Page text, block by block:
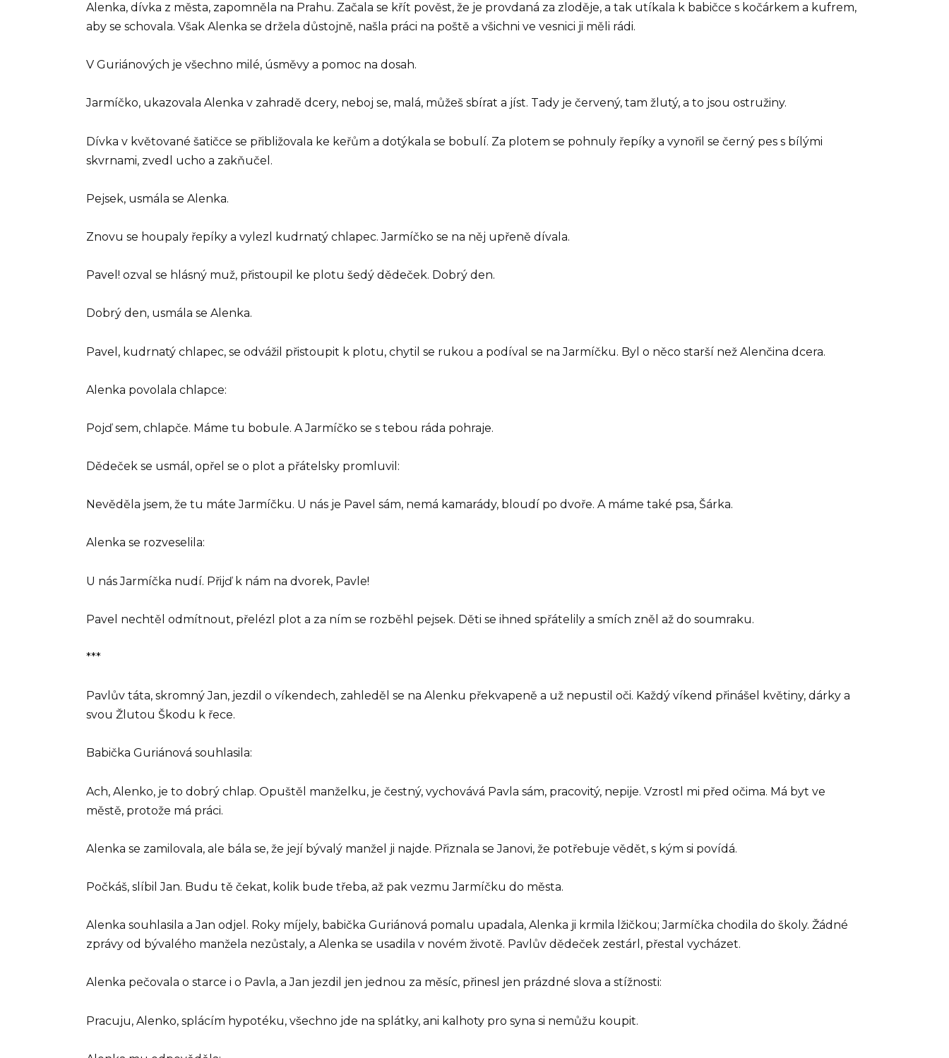
Alenka, dívka z města, zapomněla na Prahu. Začala se křít pověst, že je provdaná za zloděje, a tak utíkala k babičce s kočárkem a kufrem,
aby se schovala. Však Alenka se držela důstojně, našla práci na poště a všichni ve vesnici ji měli rádi.
V Guriánových je všechno milé, úsměvy a pomoc na dosah.
Jarmíčko, ukazovala Alenka v zahradě dcery, neboj se, malá, můžeš sbírat a jíst. Tady je červený, tam žlutý, a to jsou ostružiny.
Dívka v květované šatičce se přibližovala ke keřům a dotýkala se bobulí. Za plotem se pohnuly řepíky a vynořil se černý pes s bílými
skvrnami, zvedl ucho a zakňučel.
Pejsek, usmála se Alenka.
Znovu se houpaly řepíky a vylezl kudrnatý chlapec. Jarmíčko se na něj upřeně dívala.
Pavel! ozval se hlásný muž, přistoupil ke plotu šedý dědeček. Dobrý den.
Dobrý den, usmála se Alenka.
Pavel, kudrnatý chlapec, se odvážil přistoupit k plotu, chytil se rukou a podíval se na Jarmíčku. Byl o něco starší než Alenčina dcera.
Alenka povolala chlapce:
Pojď sem, chlapče. Máme tu bobule. A Jarmíčko se s tebou ráda pohraje.
Dědeček se usmál, opřel se o plot a přátelsky promluvil:
Nevěděla jsem, že tu máte Jarmíčku. U nás je Pavel sám, nemá kamarády, bloudí po dvoře. A máme také psa, Šárka.
Alenka se rozveselila:
U nás Jarmíčka nudí. Přijď k nám na dvorek, Pavle!
Pavel nechtěl odmítnout, přelézl plot a za ním se rozběhl pejsek. Děti se ihned spřátelily a smích zněl až do soumraku.
***
Pavlův táta, skromný Jan, jezdil o víkendech, zahleděl se na Alenku překvapeně a už nepustil oči. Každý víkend přinášel květiny, dárky a
svou Žlutou Škodu k řece.
Babička Guriánová souhlasila:
Ach, Alenko, je to dobrý chlap. Opuštěl manželku, je čestný, vychovává Pavla sám, pracovitý, nepije. Vzrostl mi před očima. Má byt ve
městě, protože má práci.
Alenka se zamilovala, ale bála se, že její bývalý manžel ji najde. Přiznala se Janovi, že potřebuje vědět, s kým si povídá.
Počkáš, slíbil Jan. Budu tě čekat, kolik bude třeba, až pak vezmu Jarmíčku do města.
Alenka souhlasila a Jan odjel. Roky míjely, babička Guriánová pomalu upadala, Alenka ji krmila lžičkou; Jarmíčka chodila do školy. Žádné
zprávy od bývalého manžela nezůstaly, a Alenka se usadila v novém životě. Pavlův dědeček zestárl, přestal vycházet.
Alenka pečovala o starce i o Pavla, a Jan jezdil jen jednou za měsíc, přinesl jen prázdné slova a stížnosti:
Pracuju, Alenko, splácím hypotéku, všechno jde na splátky, ani kalhoty pro syna si nemůžu koupit.